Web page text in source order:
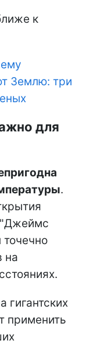
к
Землю: три
для
.
"Джеймс
точечно
на
гигантских
применить